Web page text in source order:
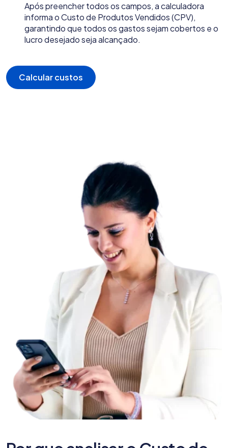
Após preencher todos os campos, a calculadora
informa o Custo de Produtos Vendidos (CPV),
garantindo que todos os gastos sejam cobertos e o
lucro desejado seja alcançado.
Calcular custos